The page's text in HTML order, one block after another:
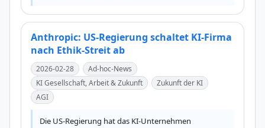
Anthropic: US-Regierung schaltet KI-Firma
nach Ethik-Streit ab
2026-02-28
Ad-hoc-News
KI Gesellschaft, Arbeit & Zukunft
Zukunft der KI
AGI
Die US-Regierung hat das KI-Unternehmen